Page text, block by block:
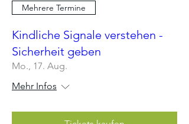
Mehrere Termine
Kindliche Signale verstehen -
Sicherheit geben
Mo., 17. Aug.
Mehr Infos